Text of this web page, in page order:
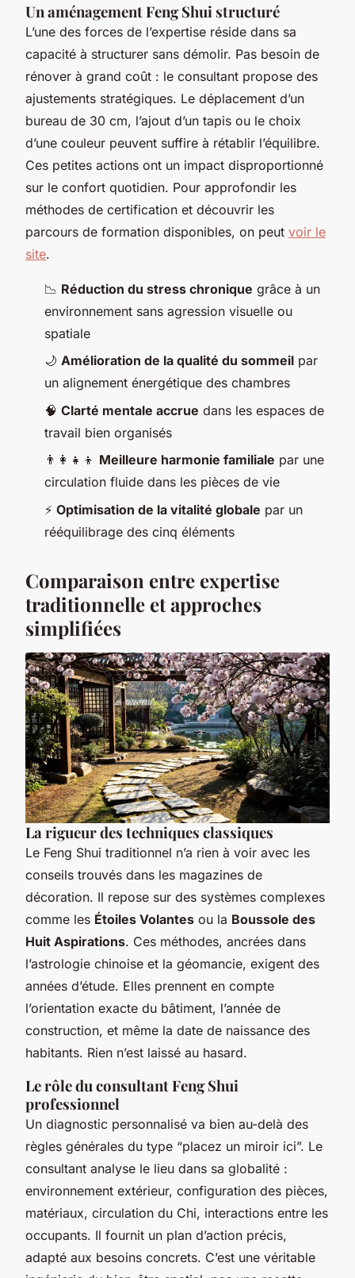
Un aménagement Feng Shui structuré
L’une des forces de l’expertise réside dans sa
capacité à structurer sans démolir. Pas besoin de
rénover à grand coût : le consultant propose des
ajustements stratégiques. Le déplacement d’un
bureau de 30 cm, l’ajout d’un tapis ou le choix
d’une couleur peuvent suffire à rétablir l’équilibre.
Ces petites actions ont un impact disproportionné
sur le confort quotidien. Pour approfondir les
méthodes de certification et découvrir les
parcours de formation disponibles, on peut voir le
site.
📉 Réduction du stress chronique grâce à un
environnement sans agression visuelle ou
spatiale
🌙 Amélioration de la qualité du sommeil par
un alignement énergétique des chambres
🧠 Clarté mentale accrue dans les espaces de
travail bien organisés
👨‍👩‍👧‍👦 Meilleure harmonie familiale par une
circulation fluide dans les pièces de vie
⚡ Optimisation de la vitalité globale par un
rééquilibrage des cinq éléments
Comparaison entre expertise
traditionnelle et approches
simplifiées
La rigueur des techniques classiques
Le Feng Shui traditionnel n’a rien à voir avec les
conseils trouvés dans les magazines de
décoration. Il repose sur des systèmes complexes
comme les Étoiles Volantes ou la Boussole des
Huit Aspirations. Ces méthodes, ancrées dans
l’astrologie chinoise et la géomancie, exigent des
années d’étude. Elles prennent en compte
l’orientation exacte du bâtiment, l’année de
construction, et même la date de naissance des
habitants. Rien n’est laissé au hasard.
Le rôle du consultant Feng Shui
professionnel
Un diagnostic personnalisé va bien au-delà des
règles générales du type “placez un miroir ici”. Le
consultant analyse le lieu dans sa globalité :
environnement extérieur, configuration des pièces,
matériaux, circulation du Chi, interactions entre les
occupants. Il fournit un plan d’action précis,
adapté aux besoins concrets. C’est une véritable